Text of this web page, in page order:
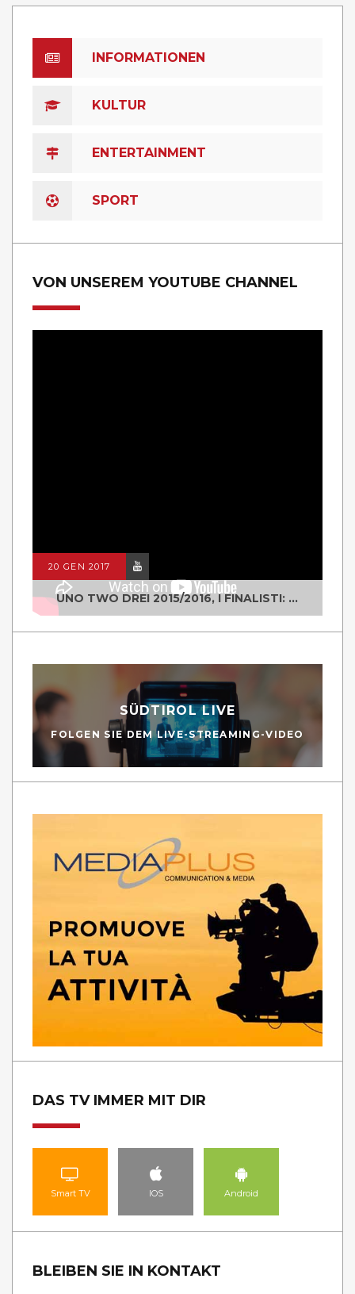
INFORMATIONEN
KULTUR
ENTERTAINMENT
SPORT
VON UNSEREM YOUTUBE CHANNEL
20 GEN 2017
UNO TWO DREI 2015/2016, I FINALISTI: CLASSE IV ALS ISTITUTO "DEGASPERI" BORGO VALSUGANA
SÜDTIROL LIVE
FOLGEN SIE DEM LIVE-STREAMING-VIDEO
DAS TV IMMER MIT DIR
Smart TV IOS Android
BLEIBEN SIE IN KONTAKT